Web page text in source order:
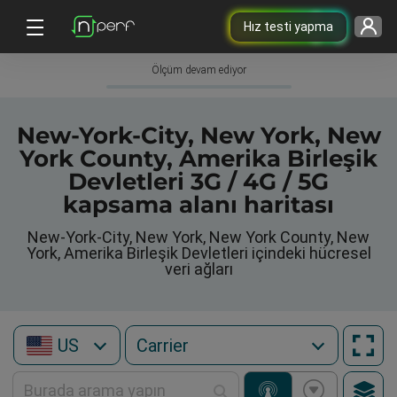
Hız testi yapma
Ölçüm devam ediyor
New-York-City, New York, New
York County, Amerika Birleşik
Devletleri 3G / 4G / 5G
kapsama alanı haritası
New-York-City, New York, New York County, New
York, Amerika Birleşik Devletleri içindeki hücresel
veri ağları
US